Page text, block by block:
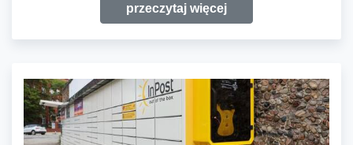
przeczytaj więcej